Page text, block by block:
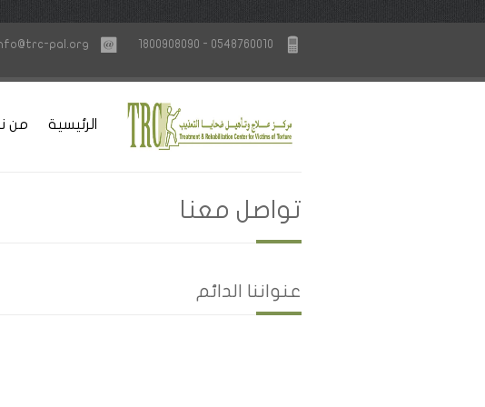
1800908090 - 0548760010
pal.org
الرئيسية من
تواصل معنا
عنواننا الدائم